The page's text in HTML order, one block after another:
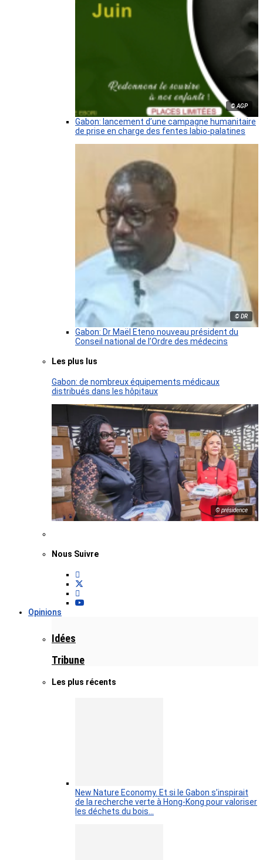
© AGP
Gabon: lancement d’une campagne humanitaire
de prise en charge des fentes labio-palatines
© DR
Gabon: Dr Maël Eteno nouveau président du
Conseil national de l’Ordre des médecins
Les plus lus
Gabon: de nombreux équipements médicaux
distribués dans les hôpitaux
© présidence
Nous Suivre
Opinions
Idées
Tribune
Les plus récents
New Nature Economy. Et si le Gabon s’inspirait
de la recherche verte à Hong-Kong pour valoriser
les déchets du bois…